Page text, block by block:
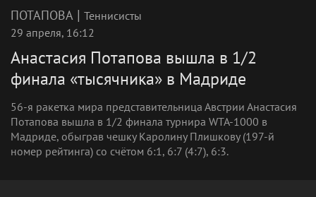
ПОТАПОВА | Теннисисты
29 апреля, 16:12
Анастасия Потапова вышла в 1/2
финала «тысячника» в Мадриде
56-я ракетка мира представительница Австрии Анастасия
Потапова вышла в 1/2 финала турнира WTA-1000 в
Мадриде, обыграв чешку Каролину Плишкову (197-й
номер рейтинга) со счётом 6:1, 6:7 (4:7), 6:3.